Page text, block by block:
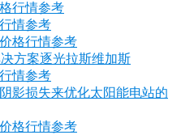
情参考
格行情参考
方案逐光拉斯维加斯
情参考
影损失来优化太阳能电站的
格行情参考